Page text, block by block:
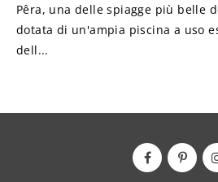
Pêra, una delle spiagge più belle
dotata di un'ampia piscina a uso
dell...